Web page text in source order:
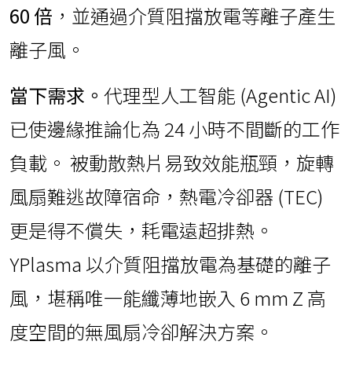
60 倍 ，並通過介質阻擋放電等離子產生
離子風。
當下需求。 代理型人工智能 (Agentic AI)
已使邊緣推論化為 24 小時不間斷的工作
負載。 被動散熱片易致效能瓶頸，旋轉
風扇難逃故障宿命，熱電冷卻器 (TEC)
更是得不償失，耗電遠超排熱。
YPlasma 以介質阻擋放電為基礎的離子
風，堪稱唯一能纖薄地嵌入 6 mm Z 高
度空間的無風扇冷卻解決方案。